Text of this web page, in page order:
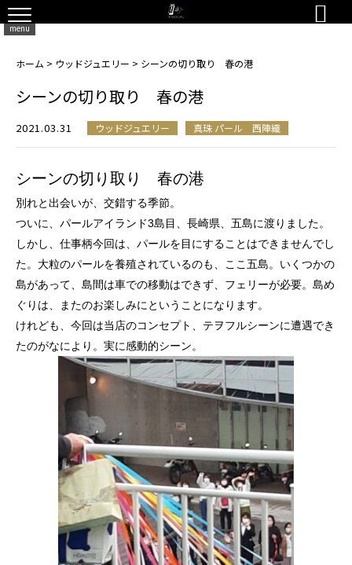
menu

ホーム > ウッドジュエリー > シーンの切り取り 春の港
シーンの切り取り 春の港
2021.03.31 ウッドジュエリー 真珠 パール 西陣織
シーンの切り取り 春の港
別れと出会いが、交錯する季節。
ついに、パールアイランド3島目、長崎県、五島に渡りました。
しかし、仕事柄今回は、パールを目にすることはできませんでし
た。大粒のパールを養殖されているのも、ここ五島。いくつかの
島があって、島間は車での移動はできず、フェリーが必要。島め
ぐりは、またのお楽しみにということになります。
けれども、今回は当店のコンセプト、テヲフルシーンに遭遇でき
たのがなにより。実に感動的シーン。